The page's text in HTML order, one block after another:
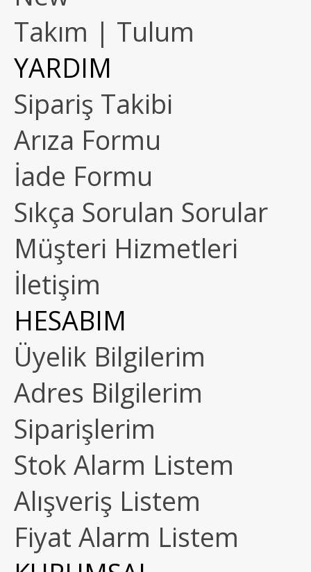
Takım | Tulum
YARDIM
Sipariş Takibi
Arıza Formu
İade Formu
Sıkça Sorulan Sorular
Müşteri Hizmetleri
İletişim
HESABIM
Üyelik Bilgilerim
Adres Bilgilerim
Siparişlerim
Stok Alarm Listem
Alışveriş Listem
Fiyat Alarm Listem